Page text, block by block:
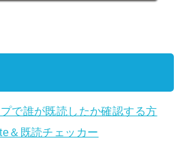
で誰が既読したか確認する方
＆既読チェッカー